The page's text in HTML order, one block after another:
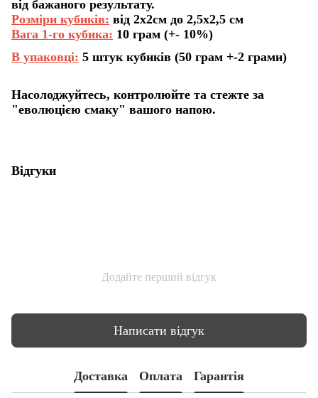
від бажаного результату.
Розміри кубиків: від 2х2см до 2,5х2,5 см
Вага 1-го кубика: 10 грам (+- 10%)
В упаковці: 5 штук кубиків (50 грам +-2 грами)
Насолоджуйтесь, контролюйте та стежте за
"еволюцією смаку" вашого напою.
Відгуки
Додайте перший відгук
Написати відгук
Доставка Оплата Гарантія